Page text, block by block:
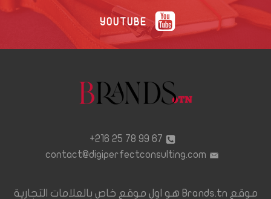
YOUTUBE
67 99 78 25 216+
contact@digiperfectconsulting.com
موقع Brands.tn هو اول موقع خاص بالعلامات التجارية